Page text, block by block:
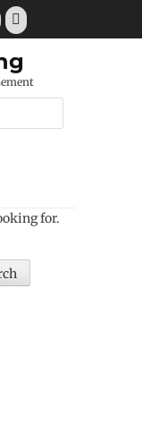
Phone
for.